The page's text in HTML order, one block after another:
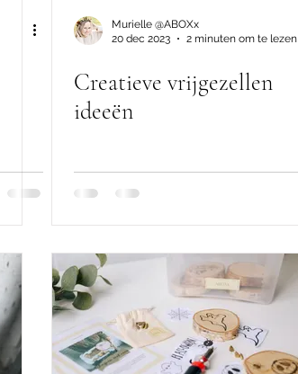
Murielle @ABOXx
20 dec 2023
2 minuten om te lezen
Creatieve vrijgezellen
ideeën